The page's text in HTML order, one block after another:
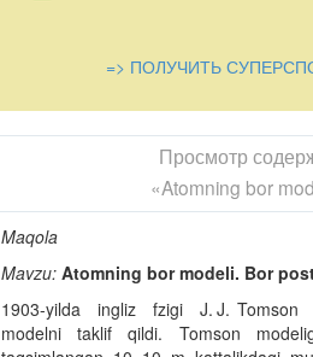
=> ПОЛУЧИТЬ
Просмотр
«Atomning bor
Maqola
Mavzu: Atomning bor modeli. Bor
1903-yilda ingliz fzigi J. J.
modelni taklif qildi. Tomson